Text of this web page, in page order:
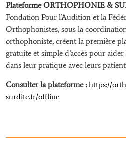
Plateforme ORTHOPHONIE &
Fondation Pour l’Audition et la
Orthophonistes, sous la
orthophoniste, créent la première
gratuite et simple d’accès pour
dans leur pratique avec leurs
Consulter la plateforme : https://
surdite.fr/offline